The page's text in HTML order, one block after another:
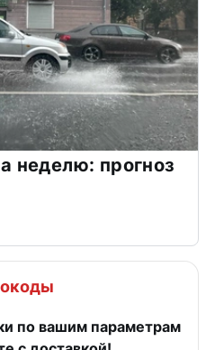
неделю: прогноз
по вашим параметрам